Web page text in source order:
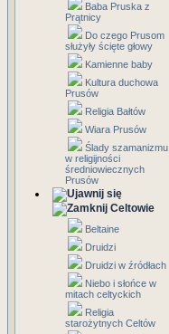
Baba Pruska z
Prątnicy
Do czego Prusom
służyły ścięte głowy
Kamienne baby
Kultura duchowa
Prusów
Religia Bałtów
Wiara Prusów
Ślady szamanizmu
w religijności
średniowiecznych
Prusów
Celtowie
Beltaine
Druidzi
Druidzi w źródłach
Niebo i słońce w
mitach celtyckich
Religia
starożytnych Celtów